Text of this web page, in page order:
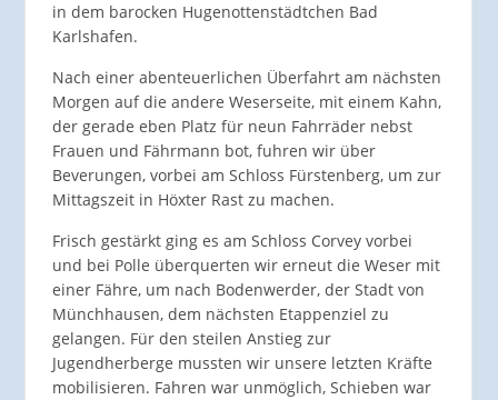
in dem barocken Hugenottenstädtchen Bad
Karlshafen.
Nach einer abenteuerlichen Überfahrt am nächsten
Morgen auf die andere Weserseite, mit einem Kahn,
der gerade eben Platz für neun Fahrräder nebst
Frauen und Fährmann bot, fuhren wir über
Beverungen, vorbei am Schloss Fürstenberg, um zur
Mittagszeit in Höxter Rast zu machen.
Frisch gestärkt ging es am Schloss Corvey vorbei
und bei Polle überquerten wir erneut die Weser mit
einer Fähre, um nach Bodenwerder, der Stadt von
Münchhausen, dem nächsten Etappenziel zu
gelangen. Für den steilen Anstieg zur
Jugendherberge mussten wir unsere letzten Kräfte
mobilisieren. Fahren war unmöglich, Schieben war